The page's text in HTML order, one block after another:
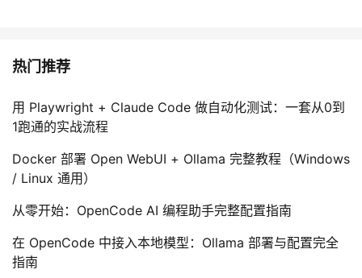
热门推荐
用 Playwright + Claude Code 做自动化测试：一套从0到
1跑通的实战流程
Docker 部署 Open WebUI + Ollama 完整教程（Windows
/ Linux 通用）
从零开始：OpenCode AI 编程助手完整配置指南
在 OpenCode 中接入本地模型：Ollama 部署与配置完全
指南